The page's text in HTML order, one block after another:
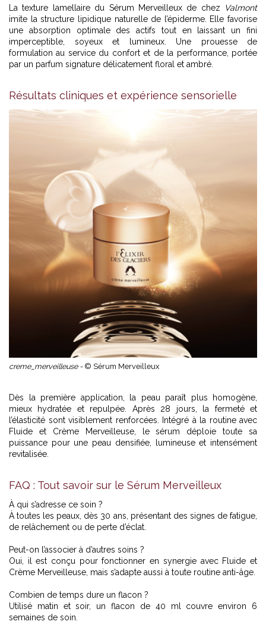
La texture lamellaire du Sérum Merveilleux de chez
Valmont
imite la structure lipidique naturelle de l’épiderme. Elle favorise
une absorption optimale des actifs tout en laissant un fini
imperceptible, soyeux et lumineux. Une prouesse de
formulation au service du confort et de la performance, portée
par un parfum signature délicatement floral et ambré.
Résultats cliniques et expérience sensorielle
creme_merveilleuse - © Sérum Merveilleux
Dès la première application, la peau paraît plus homogène,
mieux hydratée et repulpée. Après 28 jours, la fermeté et
l’élasticité sont visiblement renforcées. Intégré à la routine avec
Fluide et Crème Merveilleuse, le sérum déploie toute sa
puissance pour une peau densifiée, lumineuse et intensément
revitalisée.
FAQ : Tout savoir sur le Sérum Merveilleux
À qui s’adresse ce soin ?
À toutes les peaux, dès 30 ans, présentant des signes de fatigue,
de relâchement ou de perte d’éclat.
Peut-on l’associer à d’autres soins ?
Oui, il est conçu pour fonctionner en synergie avec Fluide et
Crème Merveilleuse, mais s’adapte aussi à toute routine anti-âge.
Combien de temps dure un flacon ?
Utilisé matin et soir, un flacon de 40 ml couvre environ 6
semaines de soin.